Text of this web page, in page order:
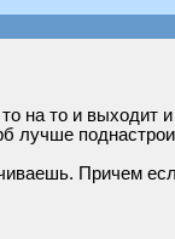
на то и
лучше
Причем